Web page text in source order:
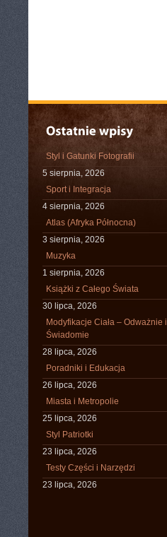
Styl i Gatunki Fotografii
5 sierpnia, 2026
Sport i Integracja
4 sierpnia, 2026
Atlas (Afryka Północna)
3 sierpnia, 2026
Muzyka
1 sierpnia, 2026
Książki z Całego Świata
30 lipca, 2026
Modyfikacje Ciała – Odważnie i
Świadomie
28 lipca, 2026
Poradniki i Edukacja
26 lipca, 2026
Miasta i Metropolie
25 lipca, 2026
Styl Patriotki
23 lipca, 2026
Testy Części i Narzędzi
23 lipca, 2026